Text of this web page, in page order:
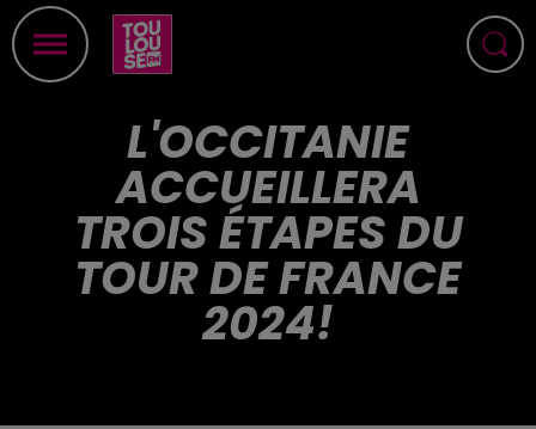
L'OCCITANIE
ACCUEILLERA
TROIS ÉTAPES DU
TOUR DE FRANCE
2024!